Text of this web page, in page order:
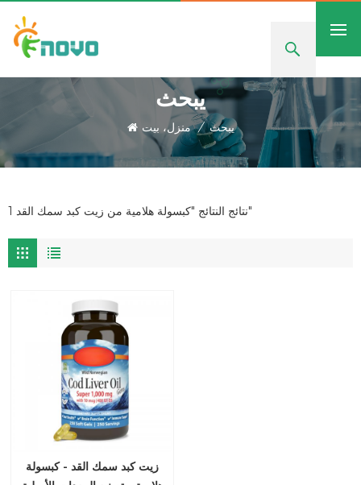
يبحث
منزل، بيت / يبحث
1 نتائج النتائج "كبسولة هلامية من زيت كبد سمك القد"
زيت كبد سمك القد - كبسولة